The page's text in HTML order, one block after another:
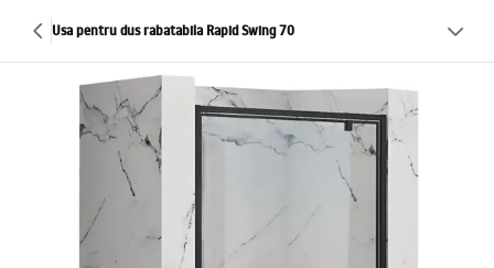
Usa pentru dus rabatabila Rapid Swing 70